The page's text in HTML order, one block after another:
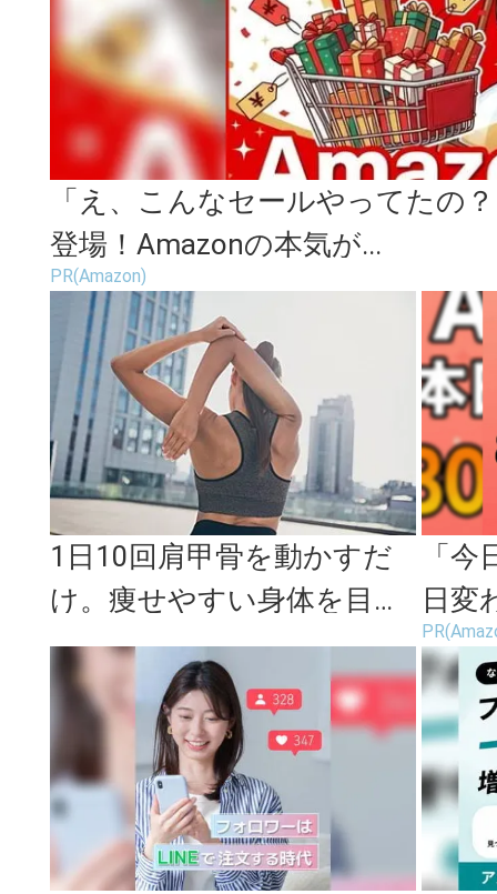
「え、こんなセールやってたの
登場！Amazonの本気が...
PR(Amazon)
1日10回肩甲骨を動かすだ
け。痩せやすい身体を目指
せる代謝アップエクササイ
ズ＜3...
「
日変
ール